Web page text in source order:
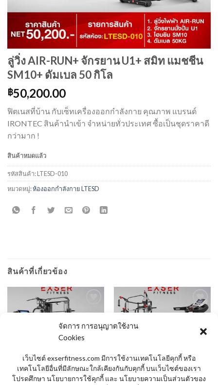
จัดการ การอนุญาตใช้งาน
Cookies
เว็บไซต์ exserfitness.com มีการใช้งานเทคโนโลยีคุกกี้ หรือ
เทคโนโลยีอื่นที่มีลักษณะใกล้เคียงกันกับคุกกี้ บนเว็บไซต์ของเรา
โปรดศึกษา นโยบายการใช้คุกกี้ และ นโยบายความเป็นส่วนตัวของ
ลู่วิ่ง AIR-RUN+ จักรยาน U1+ สมิท แมชชีน
SM10+ ดัมเบล 50 กิโล
฿50,200.00
ฟิตเนสที่บ้าน กับเซ็ทเครื่องออกกำลังกาย คุณภาพ แบรนด์
IRONTEC สินค้านำเข้า จำหน่ายทั่วประเทศ ซื้อเป็นชุดราคาดี
กว่ามาก !
สินค้าหมดแล้ว
รหัสสินค้า:LTESD-010
หมวดหมู่:ห้องออกกำลังกาย LTESD
สินค้าที่เกี่ยวข้อง
Add to
สินค้าหมดแล้ว
Add to
Wishlist